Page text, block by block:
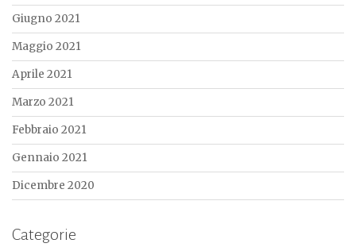
Giugno 2021
Maggio 2021
Aprile 2021
Marzo 2021
Febbraio 2021
Gennaio 2021
Dicembre 2020
Categorie